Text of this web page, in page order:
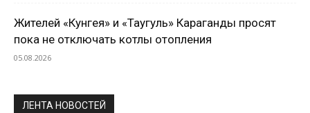
Жителей «Кунгея» и «Таугуль» Караганды просят
пока не отключать котлы отопления
05.08.2026
ЛЕНТА НОВОСТЕЙ